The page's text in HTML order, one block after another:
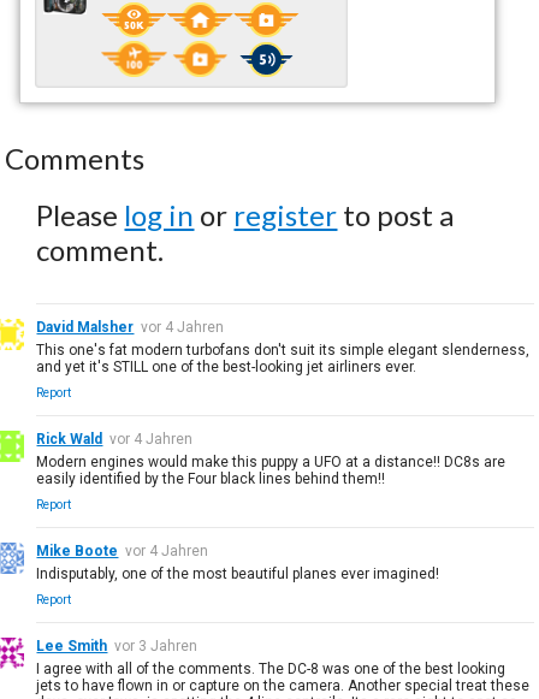
Comments
Please log in or register to post a
comment.
David Malsher vor 4 Jahren
This one's fat modern turbofans don't suit its simple elegant slenderness,
and yet it's STILL one of the best-looking jet airliners ever.
Report
Rick Wald
vor 4 Jahren
Modern engines would make this puppy a UFO at a distance!! DC8s are
easily identified by the Four black lines behind them!!
Report
Mike Boote vor 4 Jahren
Indisputably, one of the most beautiful planes ever imagined!
Report
Lee Smith vor 3 Jahren
I agree with all of the comments. The DC-8 was one of the best looking
jets to have flown in or capture on the camera. Another special treat these